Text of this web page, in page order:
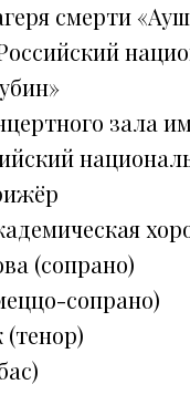
смерти
зала
(сопрано)
сопрано)